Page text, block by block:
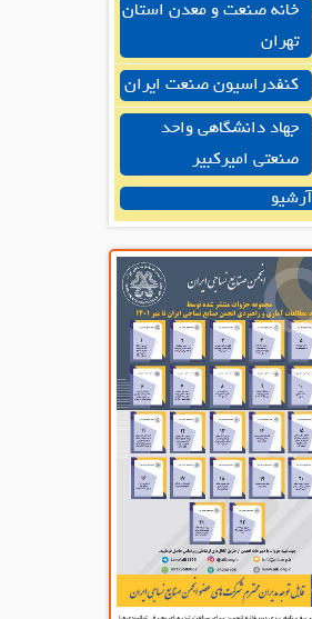
خانه صنعت و معدن استان
تهران
کنفدراسیون صنعت ایران
جهاد دانشگاهی واحد
صنعتی امیرکبیر
آرشیو